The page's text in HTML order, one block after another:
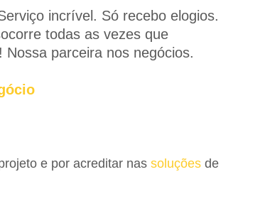
incrível. Só recebo elogios.
todas as vezes que
parceira nos negócios.
e por acreditar nas soluções de